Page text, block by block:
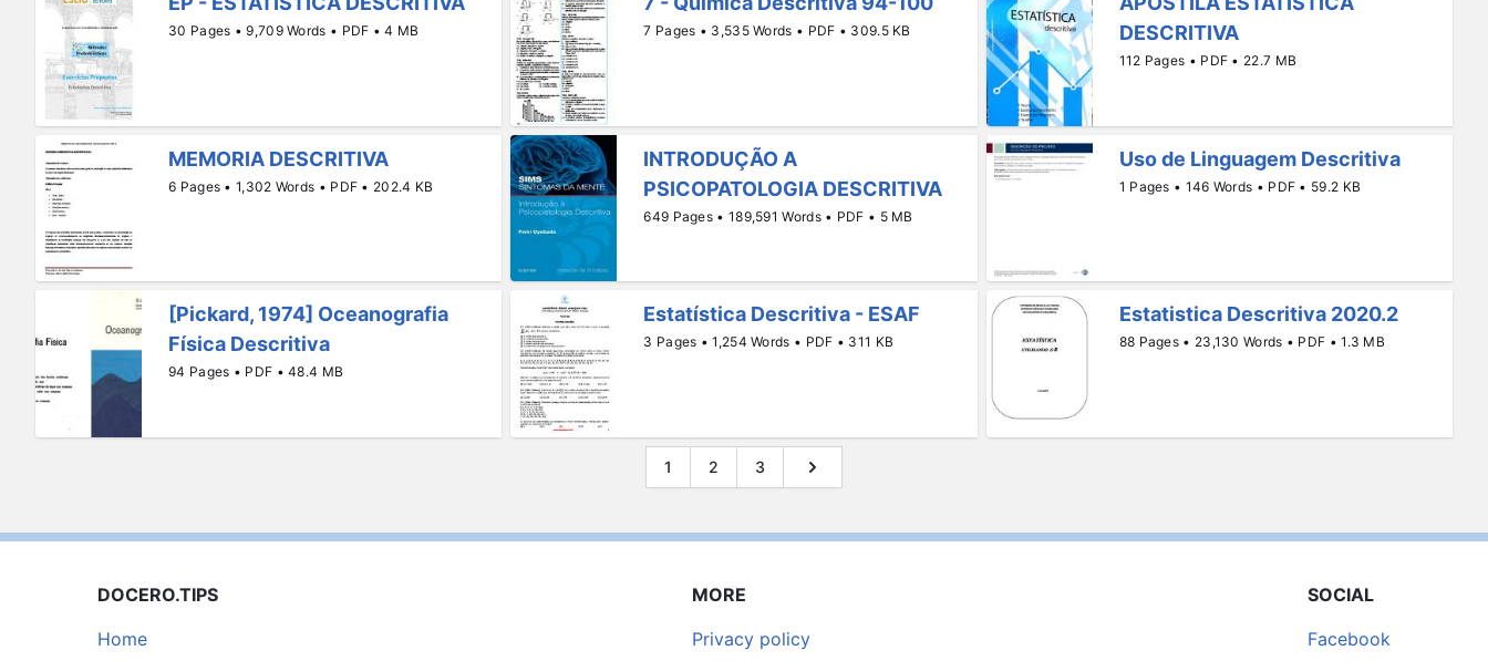
30 Pages • 9,709 Words • PDF • 4 MB 7 Pages • 3,535 Words • PDF • 309.5 KB
DESCRITIVA
112 Pages • PDF • 22.7 MB
MEMORIA DESCRITIVA
6 Pages • 1,302 Words • PDF • 202.4 KB
INTRODUÇÃO A
PSICOPATOLOGIA DESCRITIVA
649 Pages • 189,591 Words • PDF • 5 MB
Uso de Linguagem Descritiva
1 Pages • 146 Words • PDF • 59.2 KB
[Pickard, 1974] Oceanografia
Física Descritiva
94 Pages • PDF • 48.4 MB
Estatística Descritiva - ESAF
3 Pages • 1,254 Words • PDF • 311 KB
Estatistica Descritiva 2020.2
88 Pages • 23,130 Words • PDF • 1.3 MB
1 2 3
DOCERO.TIPS
Home
MORE
Privacy policy
SOCIAL
Facebook